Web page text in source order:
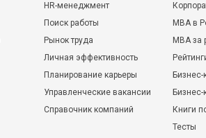
HR-менеджмент
Поиск работы
Рынок труда
Личная эффективность
Планирование карьеры
Управленческие вакансии
Справочник компаний
MBA в
MBA
Бизнес-
Книги
Тесты